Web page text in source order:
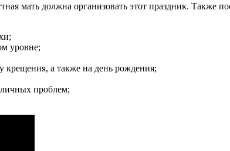
мать должна организовать этот праздник. Также
уровне;
крещения, а также на день рождения;
проблем;